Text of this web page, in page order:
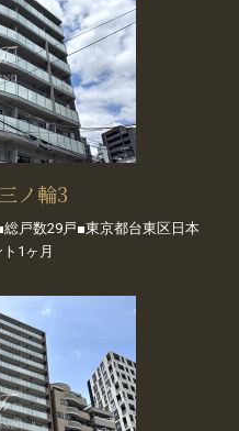
ノ輪3
戸数29戸■東京都台東区日本
1ヶ月